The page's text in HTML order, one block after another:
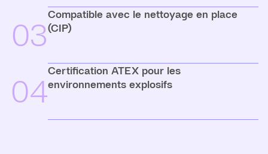
03
Compatible avec le nettoyage en place
(CIP)
04
Certification ATEX pour les
environnements explosifs